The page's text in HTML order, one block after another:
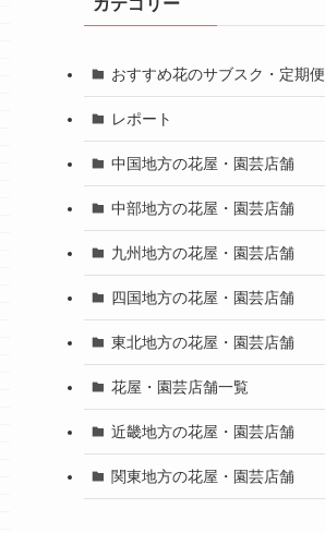
カテゴリー
おすすめ花のサブスク・定期便
レポート
中国地方の花屋・園芸店舗
中部地方の花屋・園芸店舗
九州地方の花屋・園芸店舗
四国地方の花屋・園芸店舗
東北地方の花屋・園芸店舗
花屋・園芸店舗一覧
近畿地方の花屋・園芸店舗
関東地方の花屋・園芸店舗